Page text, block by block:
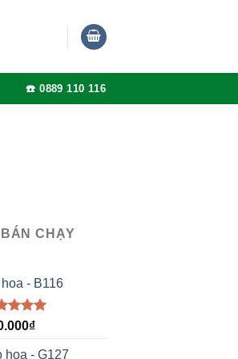
☎️ 0889 110 116
CHẠY
hoa - B116
xếp
₫
hoa - G127